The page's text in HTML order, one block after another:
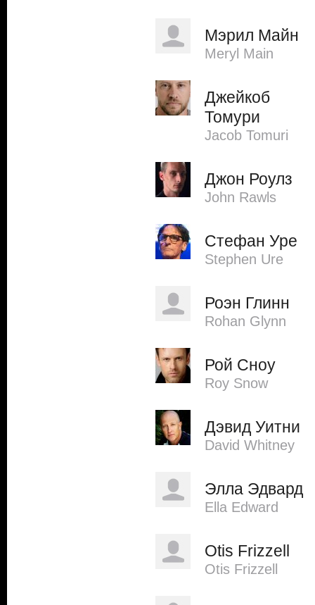
Мэрил Майн
Meryl Main
Джейкоб
Томури
Jacob Tomuri
Джон Роулз
John Rawls
Стефан Уре
Stephen Ure
Роэн Глинн
Rohan Glynn
Рой Сноу
Roy Snow
Дэвид Уитни
David Whitney
Элла Эдвард
Ella Edward
Otis Frizzell
Otis Frizzell